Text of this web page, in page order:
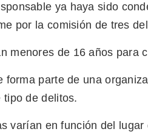
ya haya sido
por la comisión de tres
menores de 16 años para
forma parte de una
tipo de delitos.
varían en función del